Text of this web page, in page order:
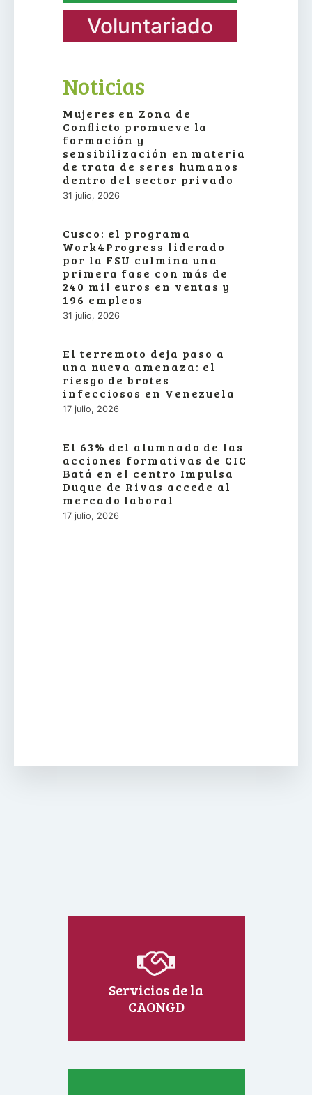
Voluntariado
Noticias
Mujeres en Zona de
Conﬂicto promueve la
formación y
sensibilización en materia
de trata de seres humanos
dentro del sector privado
31 julio, 2026
Cusco: el programa
Work4Progress liderado
por la FSU culmina una
primera fase con más de
240 mil euros en ventas y
196 empleos
31 julio, 2026
El terremoto deja paso a
una nueva amenaza: el
riesgo de brotes
infecciosos en Venezuela
17 julio, 2026
El 63% del alumnado de las
acciones formativas de CIC
Batá en el centro Impulsa
Duque de Rivas accede al
mercado laboral
17 julio, 2026
Servicios de la
CAONGD